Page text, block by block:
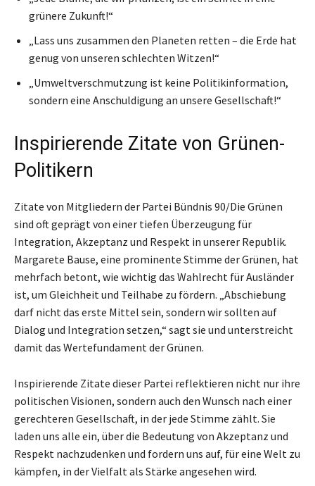
grünere Zukunft!“
„Lass uns zusammen den Planeten retten – die Erde hat
genug von unseren schlechten Witzen!“
„Umweltverschmutzung ist keine Politikinformation,
sondern eine Anschuldigung an unsere Gesellschaft!“
Inspirierende Zitate von Grünen-
Politikern
Zitate von Mitgliedern der Partei Bündnis 90/Die Grünen
sind oft geprägt von einer tiefen Überzeugung für
Integration, Akzeptanz und Respekt in unserer Republik.
Margarete Bause, eine prominente Stimme der Grünen, hat
mehrfach betont, wie wichtig das Wahlrecht für Ausländer
ist, um Gleichheit und Teilhabe zu fördern. „Abschiebung
darf nicht das erste Mittel sein, sondern wir sollten auf
Dialog und Integration setzen,“ sagt sie und unterstreicht
damit das Wertefundament der Grünen.
Inspirierende Zitate dieser Partei reflektieren nicht nur ihre
politischen Visionen, sondern auch den Wunsch nach einer
gerechteren Gesellschaft, in der jede Stimme zählt. Sie
laden uns alle ein, über die Bedeutung von Akzeptanz und
Respekt nachzudenken und fordern uns auf, für eine Welt zu
kämpfen, in der Vielfalt als Stärke angesehen wird.